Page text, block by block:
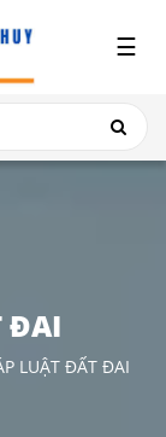
☰
ĐAI
LUẬT ĐẤT ĐAI